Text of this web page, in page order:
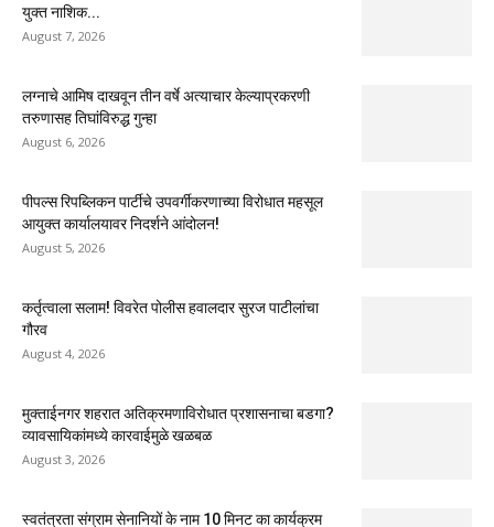
युक्त नाशिक...
August 7, 2026
लग्नाचे आमिष दाखवून तीन वर्षे अत्याचार केल्याप्रकरणी
तरुणासह तिघांविरुद्ध गुन्हा
August 6, 2026
पीपल्स रिपब्लिकन पार्टीचे उपवर्गीकरणाच्या विरोधात महसूल
आयुक्त कार्यालयावर निदर्शने आंदोलन!
August 5, 2026
कर्तृत्वाला सलाम! विवरेत पोलीस हवालदार सुरज पाटीलांचा
गौरव
August 4, 2026
मुक्ताईनगर शहरात अतिक्रमणाविरोधात प्रशासनाचा बडगा?
व्यावसायिकांमध्ये कारवाईमुळे खळबळ
August 3, 2026
स्वतंत्रता संग्राम सेनानियों के नाम 10 मिनट का कार्यक्रम